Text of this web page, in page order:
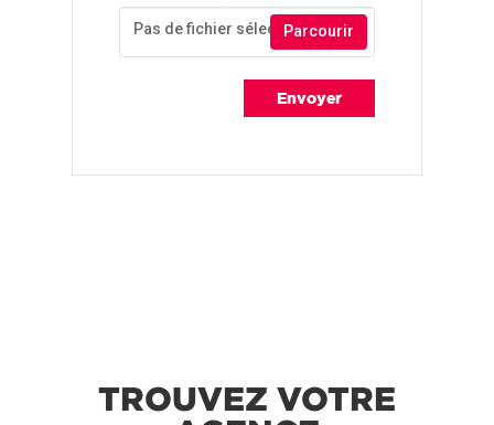
Pas de fichier sélectionnéParcourir
Envoyer
TROUVEZ VOTRE